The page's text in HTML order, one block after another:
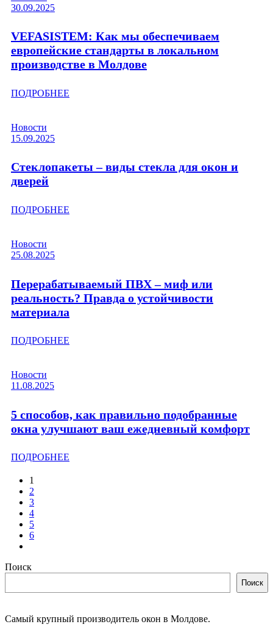
30.09.2025
VEFASISTEM: Как мы обеспечиваем
европейские стандарты в локальном
производстве в Молдове
ПОДРОБНЕЕ
Новости
15.09.2025
Стеклопакеты – виды стекла для окон и
дверей
ПОДРОБНЕЕ
Новости
25.08.2025
Перерабатываемый ПВХ – миф или
реальность? Правда о устойчивости
материала
ПОДРОБНЕЕ
Новости
11.08.2025
5 способов, как правильно подобранные
окна улучшают ваш ежедневный комфорт
ПОДРОБНЕЕ
1
2
3
4
5
6
Поиск
Поиск
Самый крупный производитель окон в Молдове.